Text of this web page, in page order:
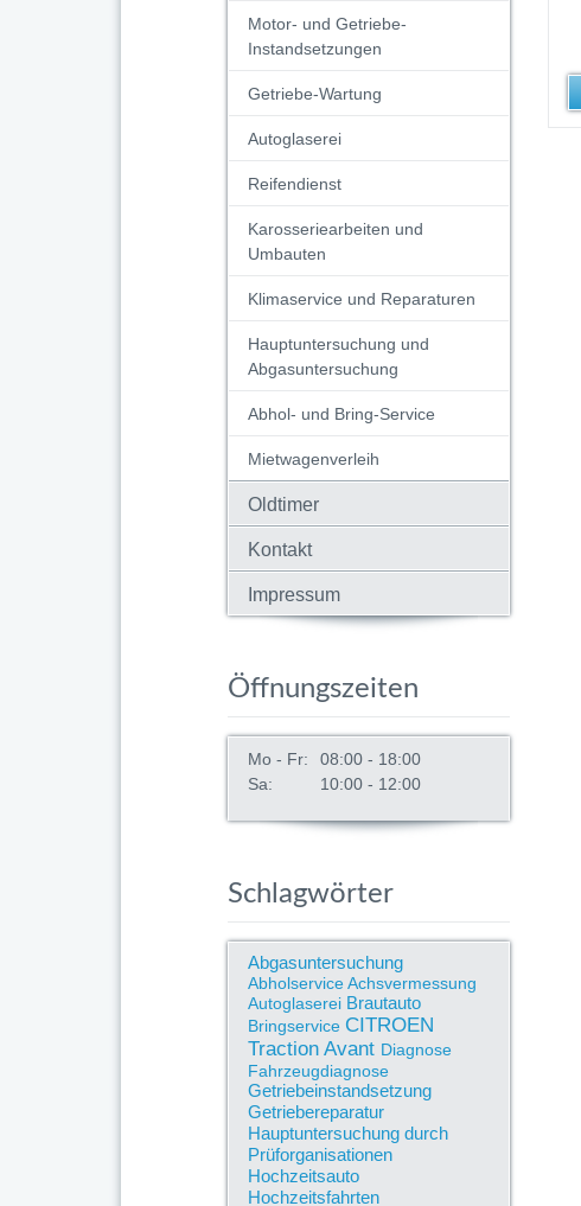
Motor- und Getriebe-
Instandsetzungen
Getriebe-Wartung
Autoglaserei
Reifendienst
Karosseriearbeiten und
Umbauten
Klimaservice und Reparaturen
Hauptuntersuchung und
Abgasuntersuchung
Abhol- und Bring-Service
Mietwagenverleih
Oldtimer
Kontakt
Impressum
Öffnungszeiten
Mo - Fr:
08:00 - 18:00
Sa:
10:00 - 12:00
Schlagwörter
Abgasuntersuchung
AbholserviceAchsvermessung
Autoglaserei Brautauto
Bringservice CITROEN
Traction Avant Diagnose
Fahrzeugdiagnose
Getriebeinstandsetzung
Getriebereparatur
Hauptuntersuchung durch
Prüforganisationen
Hochzeitsauto
Hochzeitsfahrten